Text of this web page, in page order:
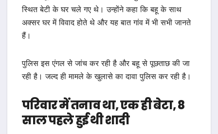
स्थित बेटी के घर चले गए थे। उन्होंने कहा कि बहू के साथ
अक्सर घर में विवाद होते थे और यह बात गांव में भी सभी जानते
हैं।
पुलिस इस एंगल से जांच कर रही है और बहू से पूछताछ की जा
रही है। जल्द ही मामले के खुलासे का दावा पुलिस कर रही है।
परिवार में तनाव था, एक ही बेटा, 8
साल पहले हुई थी शादी